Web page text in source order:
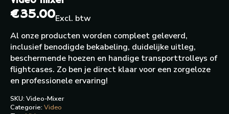
€35.00Excl. btw
Al onze producten worden compleet geleverd,
inclusief benodigde bekabeling, duidelijke uitleg,
beschermende hoezen en handige transporttrolleys of
flightcases. Zo ben je direct klaar voor een zorgeloze
en professionele ervaring!
SKU: Video-Mixer
Categorie: Video